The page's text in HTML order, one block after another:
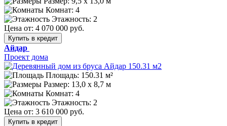
Комнат: 4
Этажность: 2
Цена от: 4 070 000 руб.
Купить в кредит
Айдар
Проект дома
Площадь: 150.31 м²
Размер: 13,0 х 8,7 м
Комнат: 4
Этажность: 2
Цена от: 3 610 000 руб.
Купить в кредит